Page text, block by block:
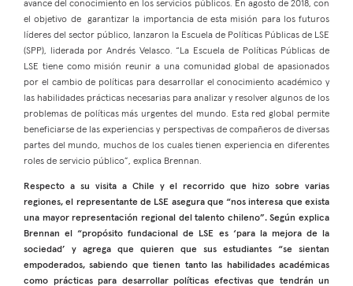
avance del conocimiento en los servicios públicos. En agosto de 2018, con
el objetivo de garantizar la importancia de esta misión para los futuros
líderes del sector público, lanzaron la Escuela de Políticas Públicas de LSE
(SPP), liderada por Andrés Velasco. “La Escuela de Políticas Públicas de
LSE tiene como misión reunir a una comunidad global de apasionados
por el cambio de políticas para desarrollar el conocimiento académico y
las habilidades prácticas necesarias para analizar y resolver algunos de los
problemas de políticas más urgentes del mundo. Esta red global permite
beneficiarse de las experiencias y perspectivas de compañeros de diversas
partes del mundo, muchos de los cuales tienen experiencia en diferentes
roles de servicio público”, explica Brennan.
Respecto a su visita a Chile y el recorrido que hizo sobre varias
regiones, el representante de LSE asegura que “nos interesa que exista
una mayor representación regional del talento chileno”. Según explica
Brennan el “propósito fundacional de LSE es ‘para la mejora de la
sociedad’ y agrega que quieren que sus estudiantes “se sientan
empoderados, sabiendo que tienen tanto las habilidades académicas
como prácticas para desarrollar políticas efectivas que tendrán un